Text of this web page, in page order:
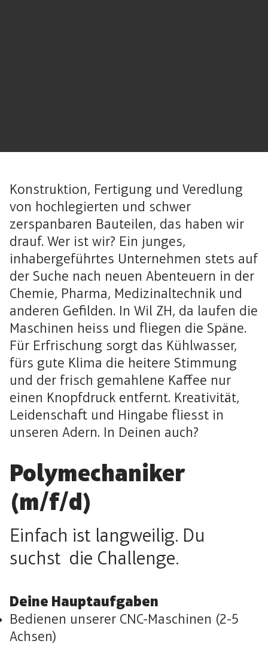
Konstruktion, Fertigung und Veredlung
von hochlegierten und schwer
zerspanbaren Bauteilen, das haben wir
drauf. Wer ist wir? Ein junges,
inhabergeführtes Unternehmen stets auf
der Suche nach neuen Abenteuern in der
Chemie, Pharma, Medizinaltechnik und
anderen Gefilden. In Wil ZH, da laufen die
Maschinen heiss und fliegen die Späne.
Für Erfrischung sorgt das Kühlwasser,
fürs gute Klima die heitere Stimmung
und der frisch gemahlene Kaffee nur
einen Knopfdruck entfernt. Kreativität,
Leidenschaft und Hingabe fliesst in
unseren Adern. In Deinen auch?
Polymechaniker
(m/f/d)
Einfach ist langweilig. Du
suchst die Challenge.
Deine Hauptaufgaben
Bedienen unserer CNC-Maschinen (2-5
Achsen)